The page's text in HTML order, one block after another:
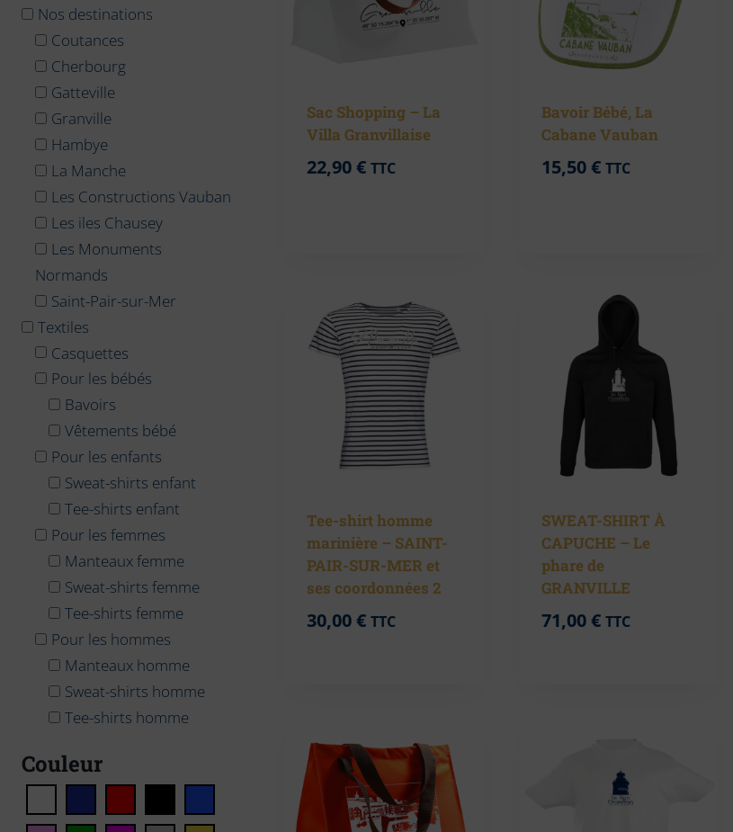
Sac Shopping – La
Villa Granvillaise
22,90€ TTC
Bavoir Bébé, La
Cabane Vauban
15,50€ TTC
Tee-shirt homme
marinière – SAINT-
PAIR-SUR-MER et
ses coordonnées 2
30,00€ TTC
SWEAT-SHIRT À
CAPUCHE – Le
phare de
GRANVILLE
71,00€ TTC
Nos destinations
Coutances
Cherbourg
Gatteville
Granville
Hambye
La Manche
Les Constructions Vauban
Les iles Chausey
Les Monuments
Normands
Saint-Pair-sur-Mer
Textiles
Casquettes
Pour les bébés
Bavoirs
Vêtements bébé
Pour les enfants
Sweat-shirts enfant
Tee-shirts enfant
Pour les femmes
Manteaux femme
Sweat-shirts femme
Tee-shirts femme
Pour les hommes
Manteaux homme
Sweat-shirts homme
Tee-shirts homme
Couleur